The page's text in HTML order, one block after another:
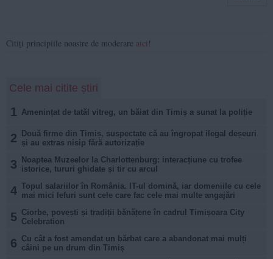
Citiți principiile noastre de moderare aici!
Cele mai citite știri
1 Amenințat de tatăl vitreg, un băiat din Timiș a sunat la poliție
2
Două firme din Timiș, suspectate că au îngropat ilegal deșeuri
și au extras nisip fără autorizație
3
Noaptea Muzeelor la Charlottenburg: interacțiune cu trofee
istorice, tururi ghidate și tir cu arcul
4 Topul salariilor în România. IT-ul domină, iar domeniile cu cele
mai mici lefuri sunt cele care fac cele mai multe angajări
5 Ciorbe, povești și tradiții bănățene în cadrul Timișoara City
Celebration
6 Cu cât a fost amendat un bărbat care a abandonat mai mulți
câini pe un drum din Timiș